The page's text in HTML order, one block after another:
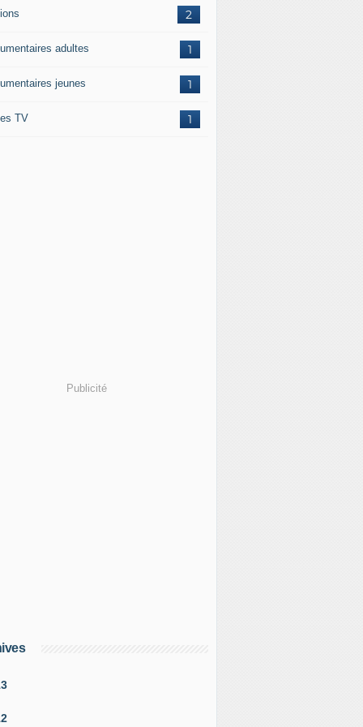
2
1
adultes
1
jeunes
1
TV
Publicité